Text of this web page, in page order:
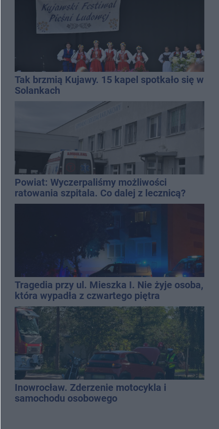
Tak brzmią Kujawy. 15 kapel spotkało się w
Solankach
Powiat: Wyczerpaliśmy możliwości
ratowania szpitala. Co dalej z lecznicą?
Tragedia przy ul. Mieszka I. Nie żyje osoba,
która wypadła z czwartego piętra
Inowrocław. Zderzenie motocykla i
samochodu osobowego